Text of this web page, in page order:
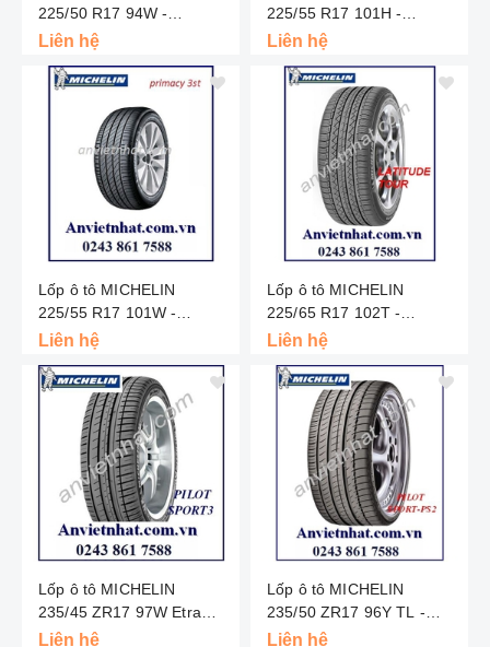
225/50 R17 94W -
Primacy 3st - Thái
Liên hệ
225/55 R17 101H -
Latitude Tour HPXL - Châu
Liên hệ
Lốp ô tô MICHELIN
225/55 R17 101W -
Primacy 3st - Châu Âu
Liên hệ
Lốp ô tô MICHELIN
225/65 R17 102T -
Liên hệ
Lốp ô tô MICHELIN
235/45 ZR17 97W Etra
Load - Pilot Sport 3 ST -
Liên hệ
Lốp ô tô MICHELIN
235/50 ZR17 96Y TL -
Liên hệ